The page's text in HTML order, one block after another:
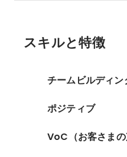
スキルと特徴
チームビルディン
ポジティブ
VoC（お客さま